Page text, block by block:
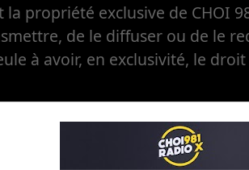
propriété exclusive de CHOI
de le diffuser ou de le
à avoir, en exclusivité, le